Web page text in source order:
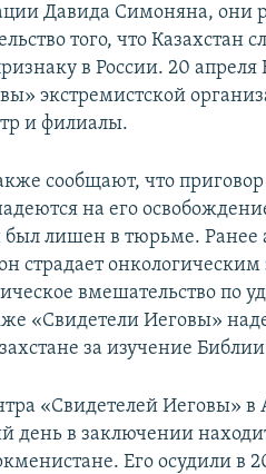
Давида Симоняна, они
того, что Казахстан
в России. 20
экстремистской
и филиалы.
сообщают, что
на его
лишен в тюрьме. Ранее
страдает
вмешательство по
«Свидетели Иеговы»
за изучение
«Свидетелей Иеговы» в
в заключении
Его осудили в